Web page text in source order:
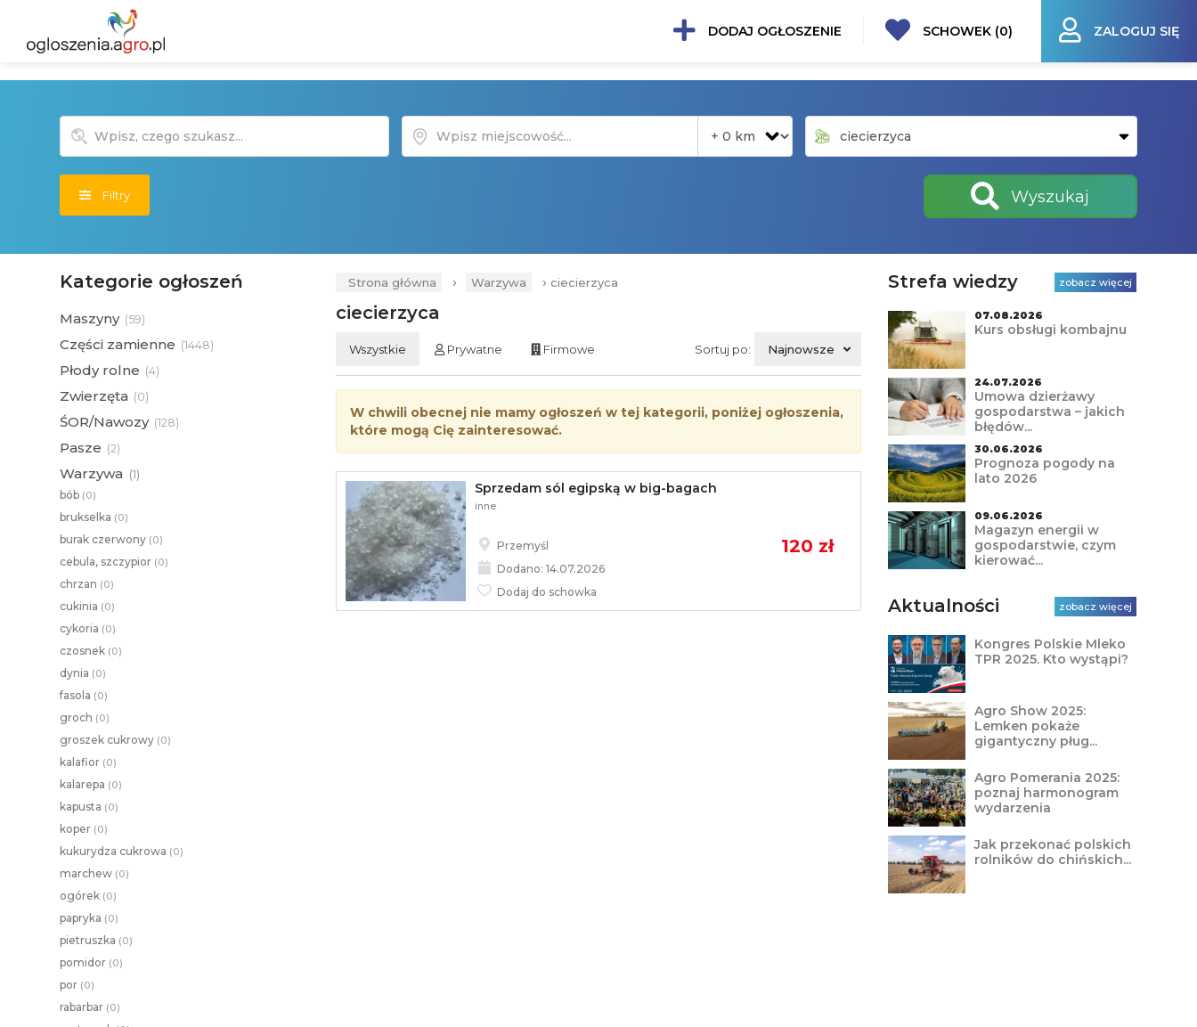
DODAJ OGŁOSZENIE SCHOWEK (0) ZALOGUJ SIĘ
Filtry Wyszukaj
Strona główna › Warzywa › ciecierzyca
ciecierzyca
Wszystkie Prywatne Firmowe Sortuj po: Najnowsze
W chwili obecnej nie mamy ogłoszeń w tej kategorii, poniżej ogłoszenia,
które mogą Cię zainteresować.
Sprzedam sól egipską w big-bagach
inne
120 zł
Przemyśl
Dodano: 14.07.2026
Dodaj do schowka
Kategorie ogłoszeń
Maszyny (59)
Części zamienne (1448)
Płody rolne (4)
Zwierzęta (0)
ŚOR/Nawozy (128)
Pasze (2)
Warzywa (1)
bób (0)
brukselka (0)
burak czerwony (0)
cebula, szczypior (0)
chrzan (0)
cukinia (0)
cykoria (0)
czosnek (0)
dynia (0)
fasola (0)
groch (0)
groszek cukrowy (0)
kalafior (0)
kalarepa (0)
kapusta (0)
koper (0)
kukurydza cukrowa (0)
marchew (0)
ogórek (0)
papryka (0)
pietruszka (0)
pomidor (0)
por (0)
rabarbar (0)
Strefa wiedzy zobacz więcej
07.08.2026
Kurs obsługi kombajnu
24.07.2026
Umowa dzierżawy
gospodarstwa – jakich
błędów...
30.06.2026
Prognoza pogody na
lato 2026
09.06.2026
Magazyn energii w
gospodarstwie, czym
kierować...
Aktualności zobacz więcej
Kongres Polskie Mleko
TPR 2025. Kto wystąpi?
Agro Show 2025:
Lemken pokaże
gigantyczny pług...
Agro Pomerania 2025:
poznaj harmonogram
wydarzenia
Jak przekonać polskich
rolników do chińskich...